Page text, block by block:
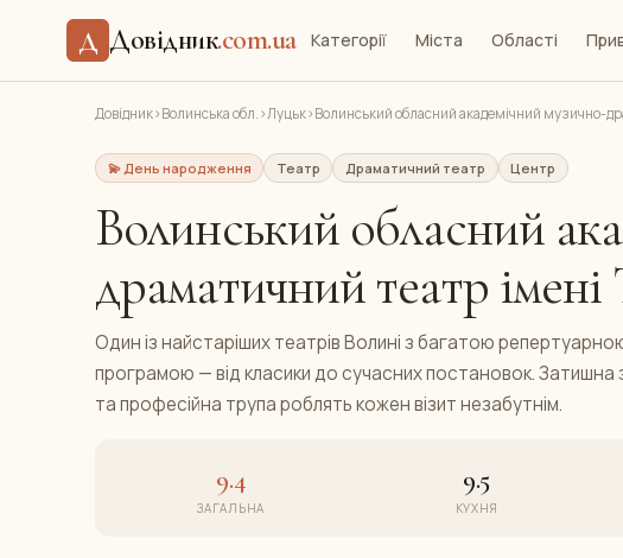
Д Довідник.com.ua Категорії Міста Області
Довідник›Волинська обл.›Луцьк›Волинський обласний академічний музично-
💫 День народження Театр Драматичний театр Центр
Волинський обласний
драматичний театр
Один із найстаріших театрів Волині з багатою
програмою — від класики до сучасних постановок. Затишна
та професійна трупа роблять кожен візит незабутнім.
9.4
ЗАГАЛЬНА
9.5
КУХНЯ